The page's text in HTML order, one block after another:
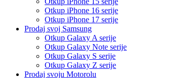
Otkup iPhone 16 serije
Otkup iPhone 17 serije
Prodaj svoj Samsung
Otkup Galaxy A serije
Otkup Galaxy Note serije
Otkup Galaxy S serije
Otkup Galaxy Z serije
Prodaj svoju Motorolu